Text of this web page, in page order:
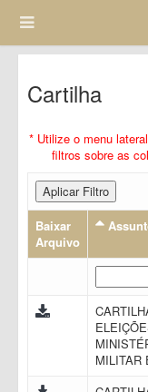
Cartilha
* Utilize o menu
filtros sobre as
Aplicar Filtro
Baixar
Arquivo
MILITAR